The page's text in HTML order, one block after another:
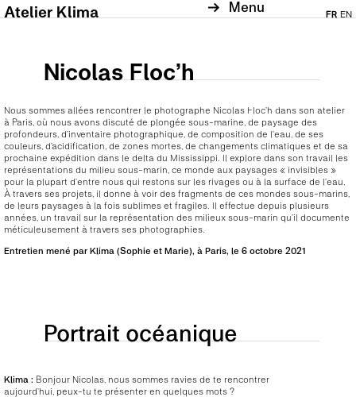
Atelier Klima Menu FR EN
Nicolas Floc’h
Nous sommes allées rencontrer le photographe Nicolas Floc’h dans son atelier
à Paris, où nous avons discuté de plongée sous-marine, de paysage des
profondeurs, d’inventaire photographique, de composition de l’eau, de ses
couleurs, d’acidification, de zones mortes, de changements climatiques et de sa
prochaine expédition dans le delta du Mississippi. Il explore dans son travail les
représentations du milieu sous-marin, ce monde aux paysages « invisibles »
pour la plupart d’entre nous qui restons sur les rivages ou à la surface de l’eau.
À travers ses projets, il donne à voir des fragments de ces mondes sous-marins,
de leurs paysages à la fois sublimes et fragiles. Il effectue depuis plusieurs
années, un travail sur la représentation des milieux sous-marin qu’il documente
méticuleusement à travers ses photographies.
Entretien mené par Klima (Sophie et Marie), à Paris, le 6 octobre 2021
Portrait océanique
Klima : Bonjour Nicolas, nous sommes ravies de te rencontrer
aujourd’hui, peux-tu te présenter en quelques mots ?